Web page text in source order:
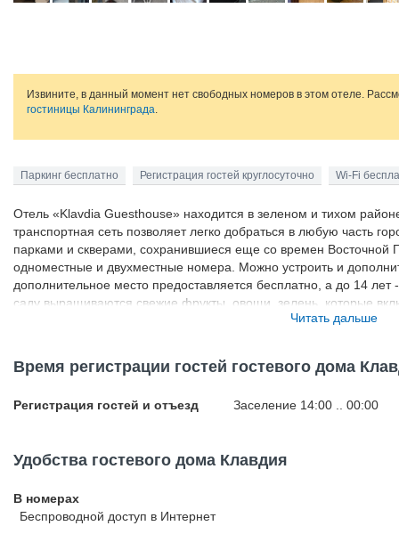
Извините, в данный момент нет свободных номеров в этом отеле.
гостиницы Калининграда.
Паркинг бесплатно Регистрация гостей круглосуточно Wi-Fi
Отель «Klavdia Guesthouse» находится в зеленом и тихом
транспортная сеть позволяет легко добраться в любую часть
парками и скверами, сохранившиеся еще со времен Восточной
одноместные и двухместные номера. Можно устроить и
дополнительное место предоставляется бесплатно, а до 14
саду выращиваются свежие фрукты, овощи, зелень, которые
домашней птицы. Предлагаются также домашний сок и варенье.
Читать дальше
Время регистрации гостей гостевого дома
Регистрация гостей и отъезд Заселение 14:00 .. 00:00
Удобства гостевого дома Клавдия
В номерах
Беспроводной доступ в Интернет